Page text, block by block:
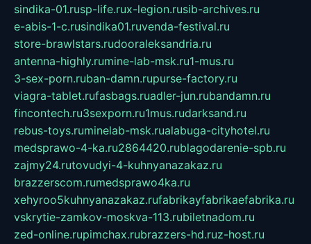
sindika-01.rusp-life.rux-legion.rusib-archives.ru
e-abis-1-c.rusindika01.ruvenda-festival.ru
store-brawlstars.rudooraleksandria.ru
antenna-highly.rumine-lab-msk.ru1-mus.ru
3-sex-porn.ruban-damn.rupurse-factory.ru
viagra-tablet.rufasbags.ruadler-jun.rubandamn.ru
fincontech.ru3sexporn.ru1mus.rudarksand.ru
rebus-toys.ruminelab-msk.rualabuga-cityhotel.ru
medsprawo-4-ka.ru2864420.rublagodarenie-spb.ru
zajmy24.rutovudyi-4-kuhnyanazakaz.ru
brazzerscom.rumedsprawo4ka.ru
xehyroo5kuhnyanazakaz.rufabrikayfabrikaefabrika.ru
vskrytie-zamkov-moskva-113.rubiletnadom.ru
zed-online.rupimchax.rubrazzers-hd.ruz-host.ru